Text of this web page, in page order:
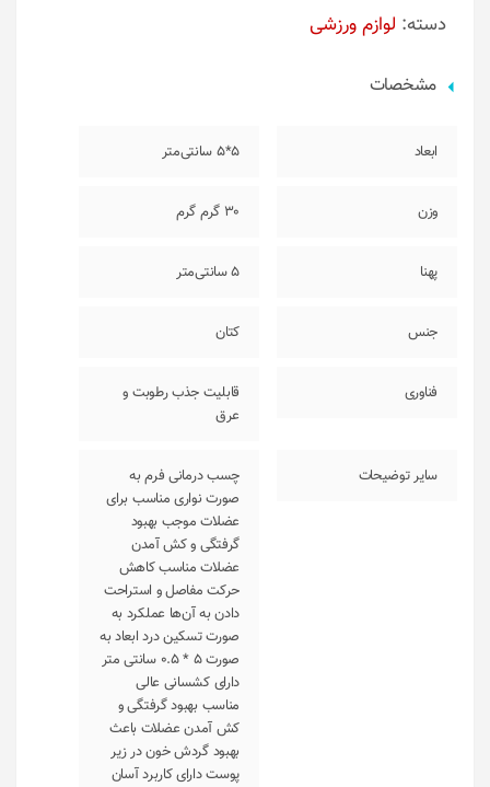
دسته: لوازم ورزشی
مشخصات
ابعاد 5*5 سانتی‌متر
وزن 30 گرم گرم
پهنا 5 سانتی‌متر
جنس کتان
فناوری
قابلیت جذب رطوبت و
عرق
سایر توضیحات
چسب درمانی فرم به
صورت نواری مناسب برای
عضلات موجب بهبود
گرفتگی و کش آمدن
عضلات مناسب کاهش
حرکت مفاصل و استراحت
دادن به آن‌ها عملکرد به
صورت تسکین درد ابعاد به
صورت 5 * 0.5 سانتی متر
دارای کشسانی عالی
مناسب بهبود گرفتگی و
کش آمدن عضلات باعث
بهبود گردش خون در زیر
پوست دارای کاربرد آسان